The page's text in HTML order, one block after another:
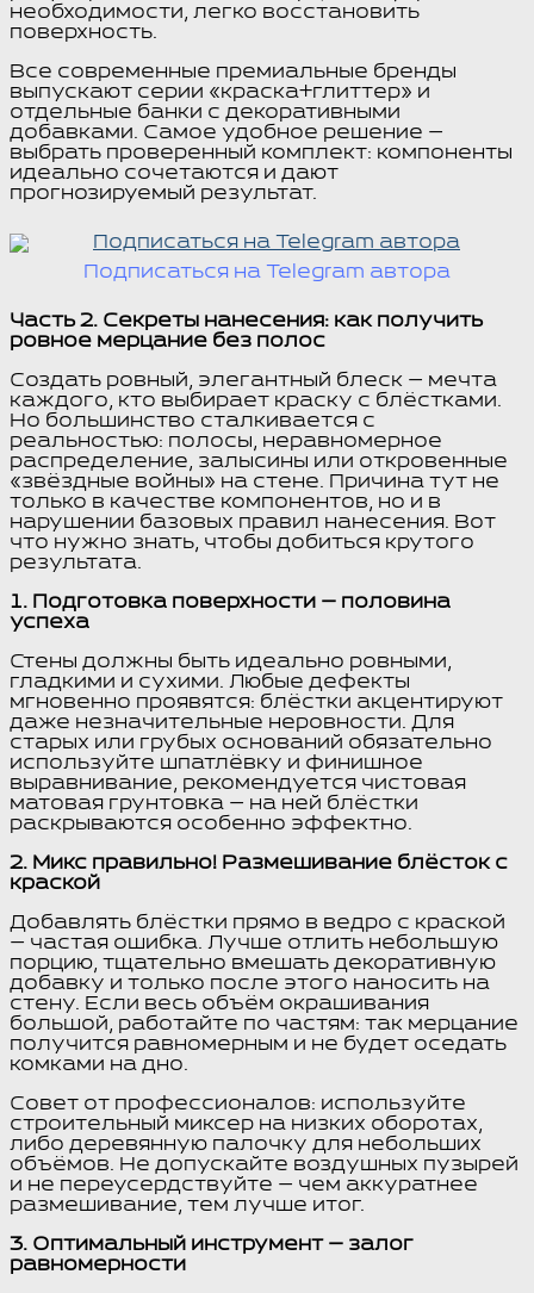
необходимости, легко восстановить
поверхность.
Все современные премиальные бренды
выпускают серии «краска+глиттер» и
отдельные банки с декоративными
добавками. Самое удобное решение —
выбрать проверенный комплект: компоненты
идеально сочетаются и дают
прогнозируемый результат.
Подписаться на Telegram автора
Часть 2. Секреты нанесения: как получить
ровное мерцание без полос
Создать ровный, элегантный блеск — мечта
каждого, кто выбирает краску с блёстками.
Но большинство сталкивается с
реальностью: полосы, неравномерное
распределение, залысины или откровенные
«звёздные войны» на стене. Причина тут не
только в качестве компонентов, но и в
нарушении базовых правил нанесения. Вот
что нужно знать, чтобы добиться крутого
результата.
1. Подготовка поверхности — половина
успеха
Стены должны быть идеально ровными,
гладкими и сухими. Любые дефекты
мгновенно проявятся: блёстки акцентируют
даже незначительные неровности. Для
старых или грубых оснований обязательно
используйте шпатлёвку и финишное
выравнивание, рекомендуется чистовая
матовая грунтовка — на ней блёстки
раскрываются особенно эффектно.
2. Микс правильно! Размешивание блёсток с
краской
Добавлять блёстки прямо в ведро с краской
— частая ошибка. Лучше отлить небольшую
порцию, тщательно вмешать декоративную
добавку и только после этого наносить на
стену. Если весь объём окрашивания
большой, работайте по частям: так мерцание
получится равномерным и не будет оседать
комками на дно.
Совет от профессионалов: используйте
строительный миксер на низких оборотах,
либо деревянную палочку для небольших
объёмов. Не допускайте воздушных пузырей
и не переусердствуйте — чем аккуратнее
размешивание, тем лучше итог.
3. Оптимальный инструмент — залог
равномерности